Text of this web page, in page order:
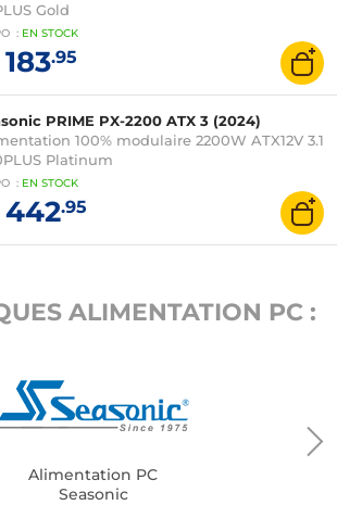
Gold
: EN STOCK
.95
PRIME PX-2200 ATX 3 (2024)
100% modulaire 2200W ATX12V 3.1
Platinum
: EN STOCK
.95
ALIMENTATION PC :
Alimentation PC
Seasonic